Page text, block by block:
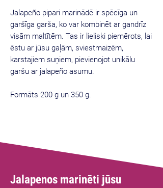
Jalapeño pipari marinādē ir spēcīga un
garšīga garša, ko var kombinēt ar gandrīz
visām maltītēm. Tas ir lieliski piemērots, lai
ēstu ar jūsu gaļām, sviestmaizēm,
karstajiem suņiem, pievienojot unikālu
garšu ar jalapeño asumu.
Formāts 200 g un 350 g.
Jalapenos marinēti jūsu